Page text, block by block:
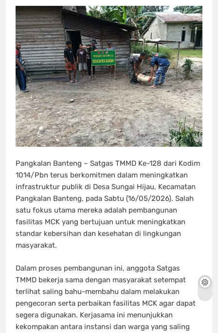
Pangkalan Banteng – Satgas TMMD Ke-128 dari Kodim
1014/Pbn terus berkomitmen dalam meningkatkan
infrastruktur publik di Desa Sungai Hijau, Kecamatan
Pangkalan Banteng, pada Sabtu (16/05/2026). Salah
satu fokus utama mereka adalah pembangunan
fasilitas MCK yang bertujuan untuk meningkatkan
standar kebersihan dan kesehatan di lingkungan
masyarakat.
Dalam proses pembangunan ini, anggota Satgas
TMMD bekerja sama dengan masyarakat setempat
terlihat saling bahu-membahu dalam melakukan
pengecoran serta perbaikan fasilitas MCK agar dapat
segera digunakan. Kerjasama ini menunjukkan
kekompakan antara instansi dan warga yang saling